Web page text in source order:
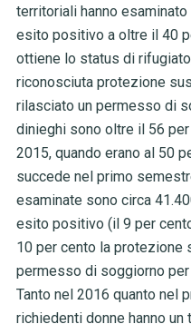
territoriali hanno
esito positivo a oltre il 40
ottiene lo status di
riconosciuta protezione
rilasciato un permesso di
dinieghi sono oltre il 56
2015, quando erano al 50
succede nel primo
esaminate sono circa
esito positivo (il 9 per
10 per cento la protezione
permesso di soggiorno
Tanto nel 2016 quanto nel
richiedenti donne hanno